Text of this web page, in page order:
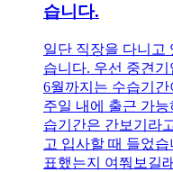
습니다.
일단 직장을 다니고
습니다. 우선 중견
6월까지는 수습기
주일 내에 출근 가
습기간은 간보기라
고 입사할 때 들었
표했는지 여쭤보길